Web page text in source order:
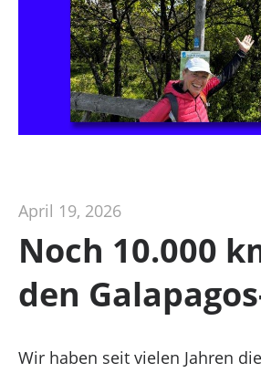
April 19, 2026
Noch 10.000
den
Wir haben seit vielen Jahren